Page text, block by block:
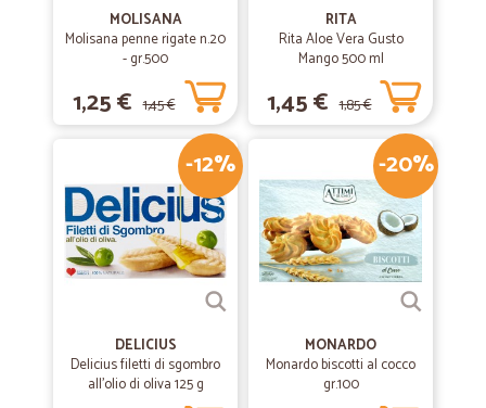
MOLISANA
Molisana penne rigate n.20
- gr.500
1,25 € 1,45 €
RITA
Rita Aloe Vera Gusto
Mango 500 ml
1,45 € 1,85 €
-12%
DELICIUS
Delicius filetti di sgombro
all'olio di oliva 125 g
-20%
MONARDO
Monardo biscotti al cocco
gr.100